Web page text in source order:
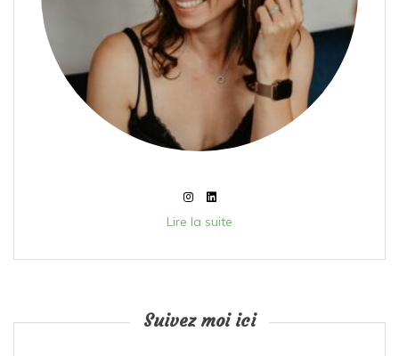
Lire la suite
Suivez moi ici